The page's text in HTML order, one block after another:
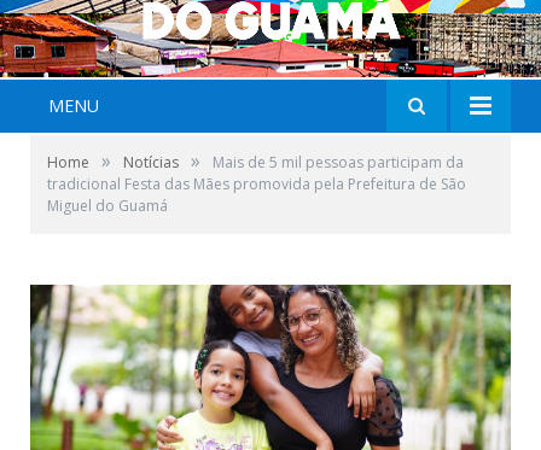
MENU
Home » Notícias »
Mais de 5 mil pessoas participam da
tradicional Festa das Mães promovida pela Prefeitura de São
Miguel do Guamá